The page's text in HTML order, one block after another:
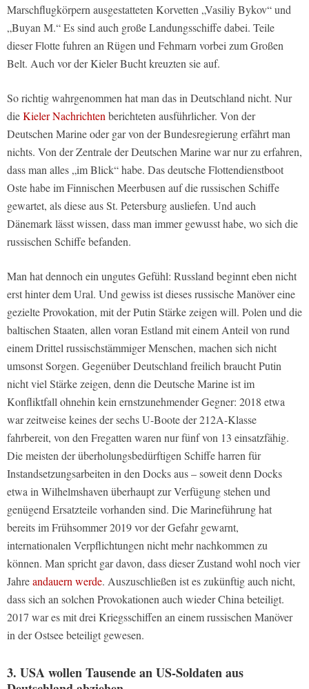
Marschflugkörpern ausgestatteten Korvetten „Vasiliy Bykov“ und
„Buyan M.“ Es sind auch große Landungsschiffe dabei. Teile
dieser Flotte fuhren an Rügen und Fehmarn vorbei zum Großen
Belt. Auch vor der Kieler Bucht kreuzten sie auf.
So richtig wahrgenommen hat man das in Deutschland nicht. Nur
dieKieler Nachrichten berichteten ausführlicher. Von der
Deutschen Marine oder gar von der Bundesregierung erfährt man
nichts. Von der Zentrale der Deutschen Marine war nur zu erfahren,
dass man alles „im Blick“ habe. Das deutsche Flottendienstboot
Oste habe im Finnischen Meerbusen auf die russischen Schiffe
gewartet, als diese aus St. Petersburg ausliefen. Und auch
Dänemark lässt wissen, dass man immer gewusst habe, wo sich die
russischen Schiffe befanden.
Man hat dennoch ein ungutes Gefühl: Russland beginnt eben nicht
erst hinter dem Ural. Und gewiss ist dieses russische Manöver eine
gezielte Provokation, mit der Putin Stärke zeigen will. Polen und die
baltischen Staaten, allen voran Estland mit einem Anteil von rund
einem Drittel russischstämmiger Menschen, machen sich nicht
umsonst Sorgen. Gegenüber Deutschland freilich braucht Putin
nicht viel Stärke zeigen, denn die Deutsche Marine ist im
Konfliktfall ohnehin kein ernstzunehmender Gegner: 2018 etwa
war zeitweise keines der sechs U-Boote der 212A-Klasse
fahrbereit, von den Fregatten waren nur fünf von 13 einsatzfähig.
Die meisten der überholungsbedürftigen Schiffe harren für
Instandsetzungsarbeiten in den Docks aus – soweit denn Docks
etwa in Wilhelmshaven überhaupt zur Verfügung stehen und
genügend Ersatzteile vorhanden sind. Die Marineführung hat
bereits im Frühsommer 2019 vor der Gefahr gewarnt,
internationalen Verpflichtungen nicht mehr nachkommen zu
können. Man spricht gar davon, dass dieser Zustand wohl noch vier
Jahreandauern werde. Auszuschließen ist es zukünftig auch nicht,
dass sich an solchen Provokationen auch wieder China beteiligt.
2017 war es mit drei Kriegsschiffen an einem russischen Manöver
in der Ostsee beteiligt gewesen.
3. USA wollen Tausende an US-Soldaten aus